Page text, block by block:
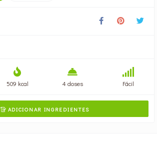
509 kcal 4 doses Fácil
ADICIONAR INGREDIENTES